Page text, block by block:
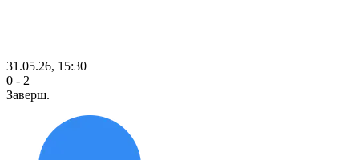
31.05.26, 15:30
0 - 2
Заверш.